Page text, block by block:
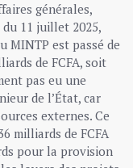
générales,
du 11 juillet 2025,
MINTP est passé de
de FCFA, soit
pas eu une
de l’État, car
externes. Ce
milliards de FCFA
pour la provision